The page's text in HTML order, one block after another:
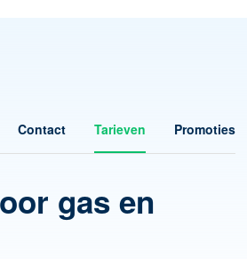
Contact Tarieven Promoties
gas en